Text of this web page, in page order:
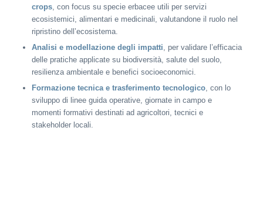
crops, con focus su specie erbacee utili per servizi
ecosistemici, alimentari e medicinali, valutandone il ruolo nel
ripristino dell’ecosistema.
Analisi e modellazione degli impatti, per validare l’efficacia
delle pratiche applicate su biodiversità, salute del suolo,
resilienza ambientale e benefici socioeconomici.
Formazione tecnica e trasferimento tecnologico, con lo
sviluppo di linee guida operative, giornate in campo e
momenti formativi destinati ad agricoltori, tecnici e
stakeholder locali.